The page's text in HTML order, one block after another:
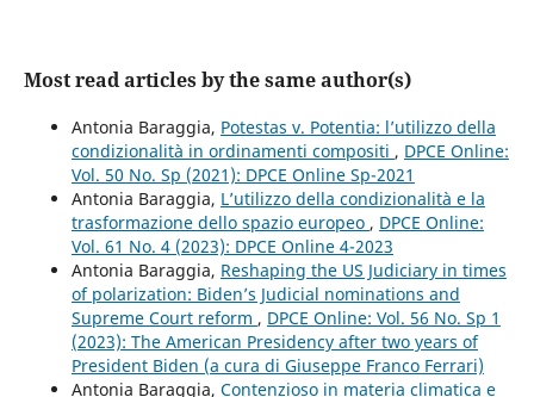
Most read articles by the same author(s)
Antonia Baraggia, Potestas v. Potentia: l’utilizzo della
condizionalità in ordinamenti compositi , DPCE Online:
Vol. 50 No. Sp (2021): DPCE Online Sp-2021
Antonia Baraggia, L’utilizzo della condizionalità e la
trasformazione dello spazio europeo , DPCE Online:
Vol. 61 No. 4 (2023): DPCE Online 4-2023
Antonia Baraggia, Reshaping the US Judiciary in times
of polarization: Biden’s Judicial nominations and
Supreme Court reform , DPCE Online: Vol. 56 No. Sp 1
(2023): The American Presidency after two years of
President Biden (a cura di Giuseppe Franco Ferrari)
Antonia Baraggia, Contenzioso in materia climatica e